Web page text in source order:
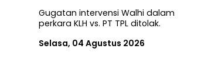
Gugatan intervensi Walhi dalam
perkara KLH vs. PT TPL ditolak.
Selasa, 04 Agustus 2026